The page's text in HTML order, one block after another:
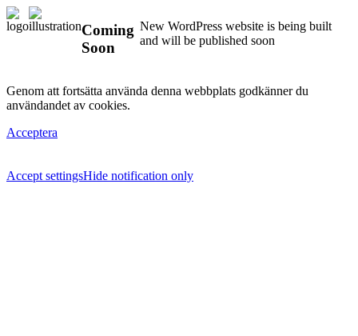
Coming
Soon
New WordPress website is being built
and will be published soon
Genom att fortsätta använda denna webbplats godkänner du
användandet av cookies.
Acceptera
Accept settingsHide notification only